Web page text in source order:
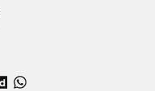
Dailymotion